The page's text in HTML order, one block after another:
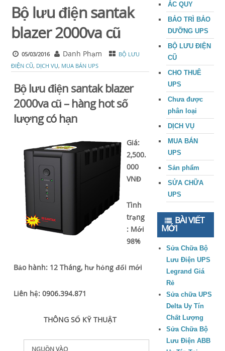
Bộ lưu điện santak
blazer 2000va cũ
05/03/2016 Danh Phạm
BỘ LƯU
ĐIỆN CŨ, DỊCH VỤ, MUA BÁN UPS
Bộ lưu điện santak blazer
2000va cũ – hàng hot số
lượng có hạn
Giá:
2,500.
000
VNĐ
Tình
trạng
: Mới
98%
Bảo hành: 12 Tháng, hư hỏng đổi mới
Liên hệ: 0906.394.871
THÔNG SỐ KỸ THUẬT
NGUỒN VÀO
ẮC QUY
BẢO TRÌ BẢO
DƯỠNG UPS
BỘ LƯU ĐIỆN
CŨ
CHO THUÊ
UPS
Chưa được
phân loại
DỊCH VỤ
MUA BÁN
UPS
Sản phẩm
SỬA CHỮA
UPS
BÀI VIẾT
MỚI
Sửa Chữa Bộ
Lưu Điện UPS
Legrand Giá
Rẻ
Sửa chữa UPS
Delta Uy Tín
Chất Lượng
Sửa Chữa Bộ
Lưu Điện ABB